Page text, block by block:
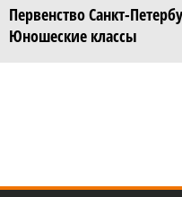
Первенство Санкт-
Юношеские классы